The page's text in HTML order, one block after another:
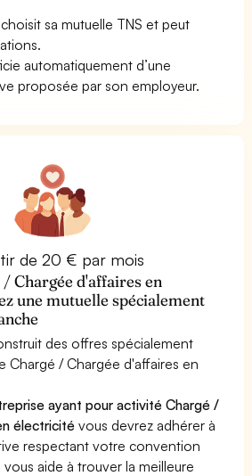
choisit sa mutuelle TNS et peut
automatiquement d’une
proposée par son employeur.
de 20 € par mois
/ Chargée d'affaires en
une mutuelle spécialement
des offres spécialement
Chargé / Chargée d'affaires en
ayant pour activité Chargé /
électricité vous devrez adhérer à
respectant votre convention
aide à trouver la meilleure